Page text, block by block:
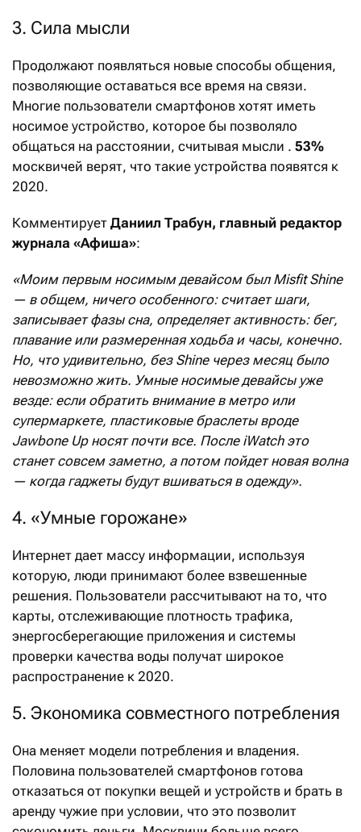
3. Сила мысли
Продолжают появляться новые способы общения,
позволяющие оставаться все время на связи.
Многие пользователи смартфонов хотят иметь
носимое устройство, которое бы позволяло
общаться на расстоянии, считывая мысли . 53%
москвичей верят, что такие устройства появятся к
2020.
Комментирует Даниил Трабун, главный редактор
журнала «Афиша»:
«Моим первым носимым девайсом был Misfit Shine
— в общем, ничего особенного: считает шаги,
записывает фазы сна, определяет активность: бег,
плавание или размеренная ходьба и часы, конечно.
Но, что удивительно, без Shine через месяц было
невозможно жить. Умные носимые девайсы уже
везде: если обратить внимание в метро или
супермаркете, пластиковые браслеты вроде
Jawbone Up носят почти все. После iWatch это
станет совсем заметно, а потом пойдет новая волна
— когда гаджеты будут вшиваться в одежду».
4. «Умные горожане»
Интернет дает массу информации, используя
которую, люди принимают более взвешенные
решения. Пользователи рассчитывают на то, что
карты, отслеживающие плотность трафика,
энергосберегающие приложения и системы
проверки качества воды получат широкое
распространение к 2020.
5. Экономика совместного потребления
Она меняет модели потребления и владения.
Половина пользователей смартфонов готова
отказаться от покупки вещей и устройств и брать в
аренду чужие при условии, что это позволит